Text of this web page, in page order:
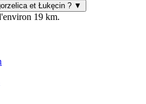
et Łukęcin ? ▼
19 km.